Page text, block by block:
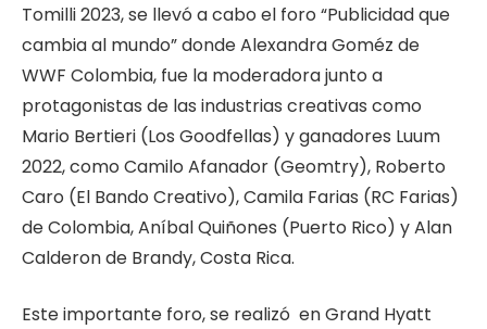
Tomilli 2023, se llevó a cabo el foro “Publicidad que
cambia al mundo” donde Alexandra Goméz de
WWF Colombia, fue la moderadora junto a
protagonistas de las industrias creativas como
Mario Bertieri (Los Goodfellas) y ganadores Luum
2022, como Camilo Afanador (Geomtry), Roberto
Caro (El Bando Creativo), Camila Farias (RC Farias)
de Colombia, Aníbal Quiñones (Puerto Rico) y Alan
Calderon de Brandy, Costa Rica.
Este importante foro, se realizó en Grand Hyatt